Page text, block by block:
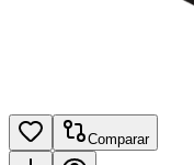
Comparar